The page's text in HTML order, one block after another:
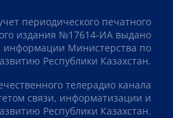
периодического печатного
издания №17614-ИА выдано
информации Министерства по
Республики Казахстан.
телерадио канала
связи, информатизации и
Республики Казахстан.